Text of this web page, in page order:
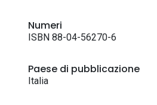
Numeri
ISBN 88-04-56270-6
Paese di pubblicazione
Italia